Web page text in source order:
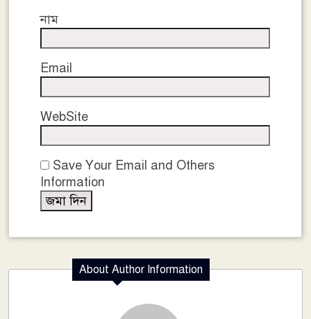
নাম
Email
WebSite
Save Your Email and Others
Information
About Author Information